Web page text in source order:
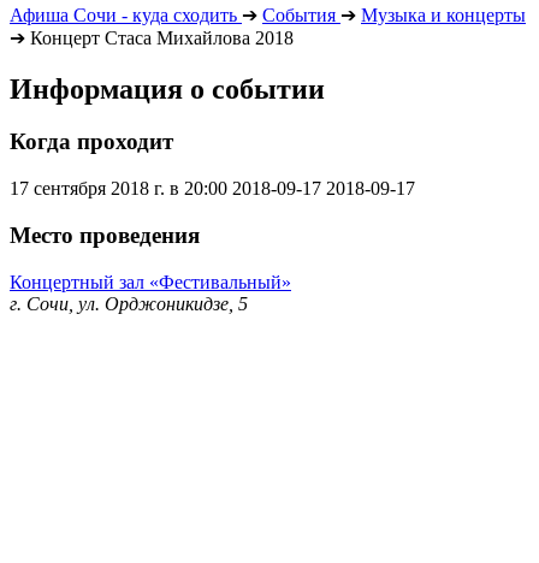
Афиша Сочи - куда сходить ➔ События ➔ Музыка и концерты
➔ Концерт Стаса Михайлова 2018
Информация о событии
Когда проходит
17 сентября 2018 г. в 20:00 2018-09-17 2018-09-17
Место проведения
Концертный зал «Фестивальный»
г. Сочи, ул. Орджоникидзе, 5